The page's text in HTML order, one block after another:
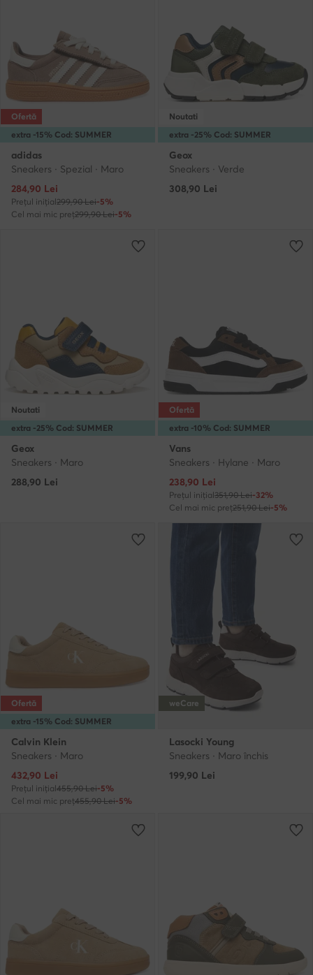
extra -15% Cod: SUMMER
Ofertă
adidas
Sneakers · Spezial · Maro
Prețul actual
284,90 Lei
Prețul inițial299,90 Lei-5%
Cel mai mic preț299,90 Lei-5%
extra -25% Cod: SUMMER
Noutati
Geox
Sneakers · Verde
308,90 Lei
extra -25% Cod: SUMMER
Noutati
Geox
Sneakers · Maro
288,90 Lei
extra -10% Cod: SUMMER
Ofertă
Vans
Sneakers · Hylane · Maro
Prețul actual
238,90 Lei
Prețul inițial351,90 Lei-32%
Cel mai mic preț251,90 Lei-5%
extra -15% Cod: SUMMER
Ofertă
Calvin Klein
Sneakers · Maro
Prețul actual
432,90 Lei
Prețul inițial455,90 Lei-5%
Cel mai mic preț455,90 Lei-5%
weCare
Lasocki Young
Sneakers · Maro închis
199,90 Lei